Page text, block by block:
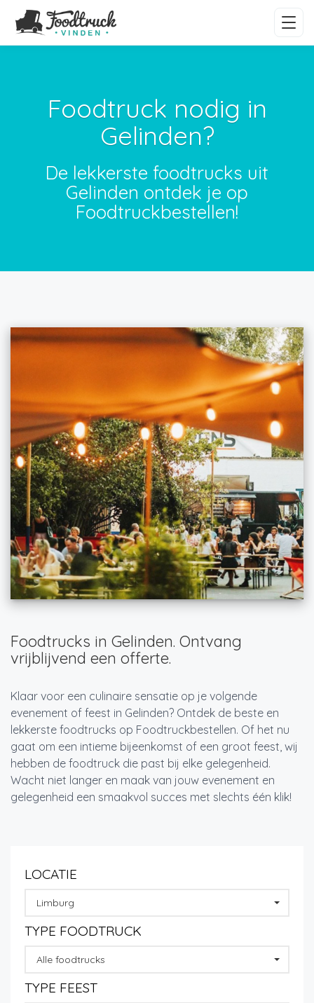
Foodtruck nodig in
Gelinden?
De lekkerste foodtrucks uit
Gelinden ontdek je op
Foodtruckbestellen!
Foodtrucks in Gelinden. Ontvang
vrijblijvend een offerte.
Klaar voor een culinaire sensatie op je volgende
evenement of feest in Gelinden? Ontdek de beste en
lekkerste foodtrucks op Foodtruckbestellen. Of het nu
gaat om een intieme bijeenkomst of een groot feest, wij
hebben de foodtruck die past bij elke gelegenheid.
Wacht niet langer en maak van jouw evenement en
gelegenheid een smaakvol succes met slechts één klik!
LOCATIE
Limburg
TYPE FOODTRUCK
Alle foodtrucks
TYPE FEEST